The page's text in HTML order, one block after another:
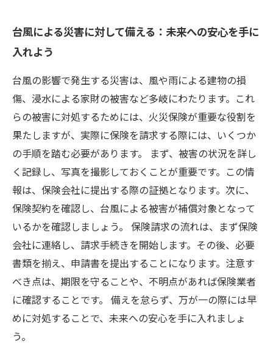
台風による災害に対して備える：未来への安心を手に
入れよう
台風の影響で発生する災害は、風や雨による建物の損
傷、浸水による家財の被害など多岐にわたります。これ
らの被害に対処するためには、火災保険が重要な役割を
果たしますが、実際に保険を請求する際には、いくつか
の手順を踏む必要があります。 まず、被害の状況を詳し
く記録し、写真を撮影しておくことが重要です。この情
報は、保険会社に提出する際の証拠となります。次に、
保険契約を確認し、台風による被害が補償対象となって
いるかを確認しましょう。 保険請求の流れは、まず保険
会社に連絡し、請求手続きを開始します。その後、必要
書類を揃え、申請書を提出することになります。注意す
べき点は、期限を守ることや、不明点があれば保険業者
に確認することです。 備えを怠らず、万が一の際には早
めに対処することで、未来への安心を手に入れましょ
う。